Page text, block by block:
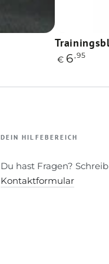
#1
Regulärer
€ 6,95
DEIN HILFEBEREICH
Du hast Fragen?
Kontaktformular